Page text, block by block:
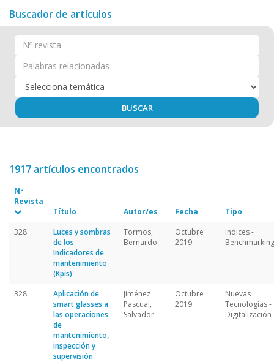
Buscador de artículos
BUSCAR
1917 artículos encontrados
Nº
Revista
Título
Autor/es Fecha
Tipo
328
Luces y sombras
de los
Indicadores de
mantenimiento
(Kpis)
Tormos,
Bernardo
Octubre
2019
Indices -
Benchmarking
328
Aplicación de
smart glasses a
las operaciones
de
mantenimiento,
inspección y
supervisión
Jiménez
Pascual,
Salvador
Octubre
2019
Nuevas
Tecnologías -
Digitalización